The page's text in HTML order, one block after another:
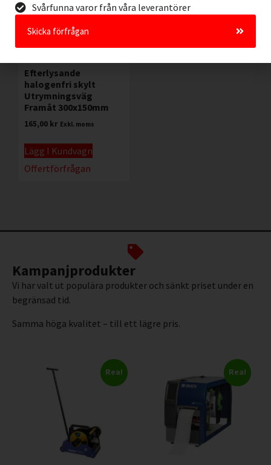
Efterlysande
halogenfri skylt
Utrymningsväg
Framåt 300x150mm
165,00 kr Exkl. moms
Lägg I Kundvagn
Offertförfrågan
Kampanjprodukter
Vi har valt ut populära produkter och sänkt priset under en
begränsad tid.
Samma höga kvalitet – till ett lägre pris.
Rea! Rea!
Svårfunna varor från våra leverantörer
Skicka förfrågan